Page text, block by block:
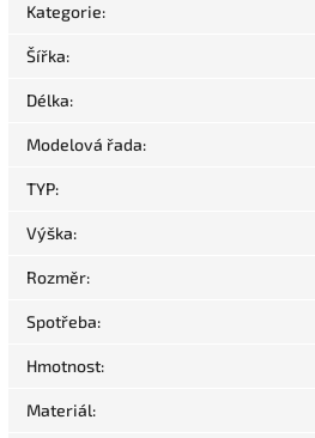
Kategorie:
Šířka:
Délka:
Modelová řada:
TYP:
Výška:
Rozměr:
Spotřeba:
Hmotnost:
Materiál: